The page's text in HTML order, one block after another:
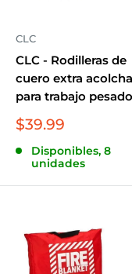
CLC
CLC - Rodilleras de
cuero extra
para trabajo pesado
Precio
venta
$39.99
Disponibles, 8
unidades